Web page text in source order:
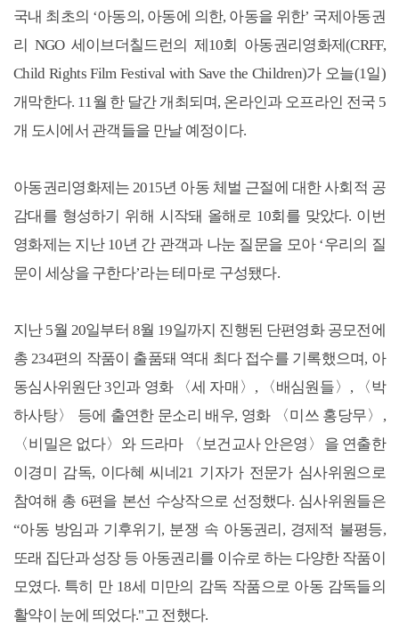
국내 최초의 ‘아동의, 아동에 의한, 아동을 위한’ 국제아동권
리 NGO 세이브더칠드런의 제10회 아동권리영화제(CRFF,
Child Rights Film Festival with Save the Children)가 오늘(1일)
개막한다. 11월 한 달간 개최되며, 온라인과 오프라인 전국 5
개 도시에서 관객들을 만날 예정이다.
아동권리영화제는 2015년 아동 체벌 근절에 대한 사회적 공
감대를 형성하기 위해 시작돼 올해로 10회를 맞았다. 이번
영화제는 지난 10년 간 관객과 나눈 질문을 모아 ‘우리의 질
문이 세상을 구한다’라는 테마로 구성됐다.
지난 5월 20일부터 8월 19일까지 진행된 단편영화 공모전에
총 234편의 작품이 출품돼 역대 최다 접수를 기록했으며, 아
동심사위원단 3인과 영화 〈세 자매〉, 〈배심원들〉, 〈박
하사탕〉 등에 출연한 문소리 배우, 영화 〈미쓰 홍당무〉,
〈비밀은 없다〉와 드라마 〈보건교사 안은영〉을 연출한
이경미 감독, 이다혜 씨네21 기자가 전문가 심사위원으로
참여해 총 6편을 본선 수상작으로 선정했다. 심사위원들은
“아동 방임과 기후위기, 분쟁 속 아동권리, 경제적 불평등,
또래 집단과 성장 등 아동권리를 이슈로 하는 다양한 작품이
모였다. 특히 만 18세 미만의 감독 작품으로 아동 감독들의
활약이 눈에 띄었다."고 전했다.